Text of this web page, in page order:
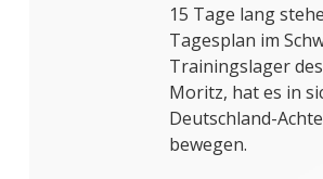
15 Tage lang
Tagesplan im
Trainingslager
Moritz, hat es in
Deutschland-
bewegen.